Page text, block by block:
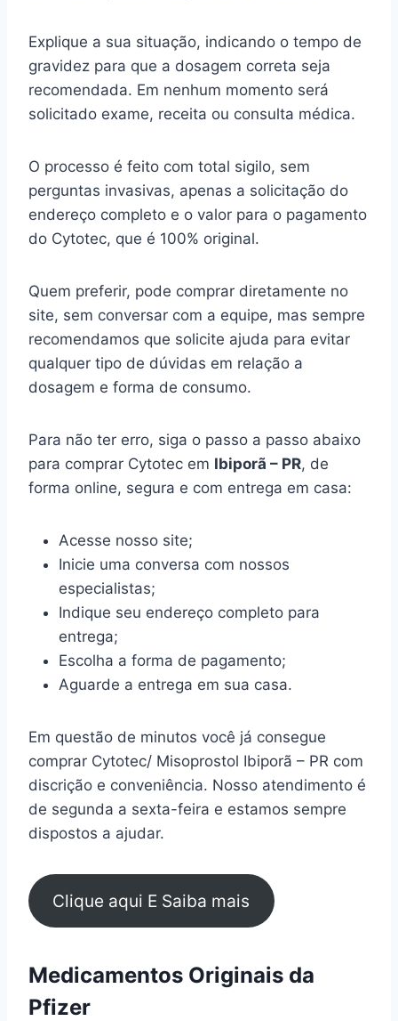
Explique a sua situação, indicando o tempo de
gravidez para que a dosagem correta seja
recomendada. Em nenhum momento será
solicitado exame, receita ou consulta médica.
O processo é feito com total sigilo, sem
perguntas invasivas, apenas a solicitação do
endereço completo e o valor para o pagamento
do Cytotec, que é 100% original.
Quem preferir, pode comprar diretamente no
site, sem conversar com a equipe, mas sempre
recomendamos que solicite ajuda para evitar
qualquer tipo de dúvidas em relação a
dosagem e forma de consumo.
Para não ter erro, siga o passo a passo abaixo
para comprar Cytotec em Ibiporã – PR, de
forma online, segura e com entrega em casa:
Acesse nosso site;
Inicie uma conversa com nossos
especialistas;
Indique seu endereço completo para
entrega;
Escolha a forma de pagamento;
Aguarde a entrega em sua casa.
Em questão de minutos você já consegue
comprar Cytotec/ Misoprostol Ibiporã – PR com
discrição e conveniência. Nosso atendimento é
de segunda a sexta-feira e estamos sempre
dispostos a ajudar.
Clique aqui E Saiba mais
Medicamentos Originais da
Pfizer